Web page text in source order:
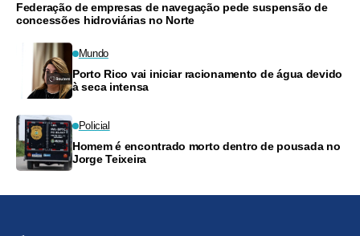
Federação de empresas de navegação pede suspensão de
concessões hidroviárias no Norte
Mundo
Porto Rico vai iniciar racionamento de água devido
à seca intensa
Policial
Homem é encontrado morto dentro de pousada no
Jorge Teixeira